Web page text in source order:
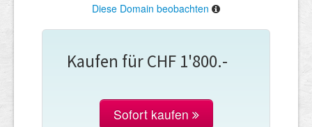
Diese Domain beobachten
Kaufen für CHF 1'800.-
Sofort kaufen